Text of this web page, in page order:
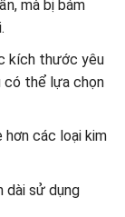
mà bị bám
kích thước yêu
có thể lựa chọn
hơn các loại kim
dài sử dụng